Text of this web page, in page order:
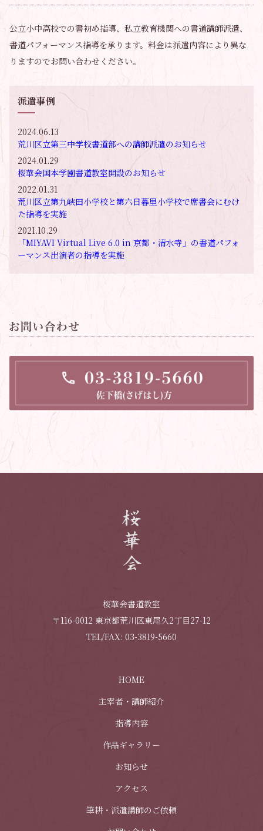
公立小中高校での書初め指導、私立教育機関への書道講師派遣、
書道パフォーマンス指導を承ります。料金は派遣内容により異な
りますのでお問い合わせください。
派遣事例
2024.06.13
荒川区立第三中学校書道部への講師派遣のお知らせ
2024.01.29
桜華会国本学園書道教室開設のお知らせ
2022.01.31
荒川区立第九峡田小学校と第六日暮里小学校で席書会にむけ
た指導を実施
2021.10.29
「MIYAVI Virtual Live 6.0 in 京都・清水寺」の書道パフォ
ーマンス出演者の指導を実施
桜華会書道教室
〒116-0012 東京都荒川区東尾久2丁目27-12
TEL/FAX: 03-3819-5660
HOME
主宰者・講師紹介
指導内容
作品ギャラリー
お知らせ
アクセス
筆耕・派遣講師のご依頼